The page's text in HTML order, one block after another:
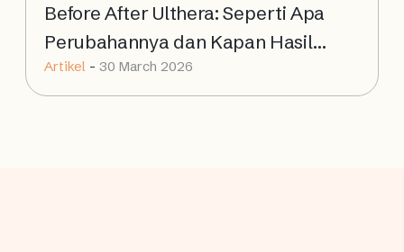
Before After Ulthera: Seperti Apa
Perubahannya dan Kapan Hasil
Terlihat?
Artikel -30 March 2026